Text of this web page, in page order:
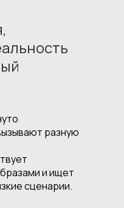
разную
и ищет
сценарии.